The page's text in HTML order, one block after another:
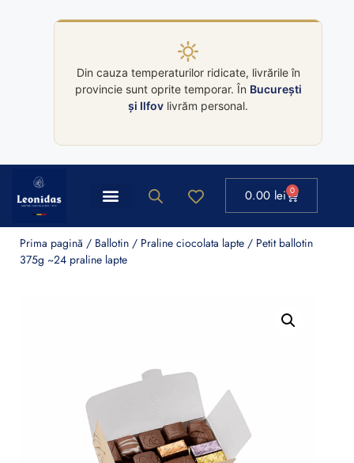
Din cauza temperaturilor ridicate, livrările în
provincie sunt oprite temporar. În București
și Ilfov livrăm personal.
0.00 lei 0
Prima pagină / Ballotin / Praline ciocolata lapte / Petit ballotin
375g ~24 praline lapte